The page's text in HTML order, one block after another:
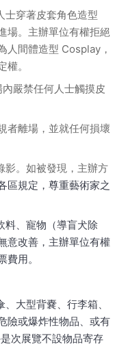
士穿著皮套角色造型
場。主辦單位有權拒絕
間體造型 Cosplay，
。
嚴禁任何人士觸摸皮
者離場，並就任何損壞
影。如被發現，主辦方
區規定，尊重藝術家之
料、寵物（導盲犬除
意改善，主辦單位有權
用。
大型背嚢、行李箱、
險或爆炸性物品、或有
次展覽不設物品寄存